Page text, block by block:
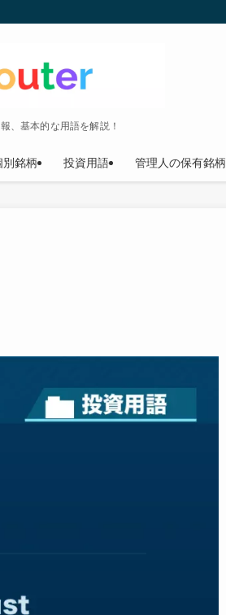
、基本的な用語を解説！
別銘柄 投資用語 管理人の保有銘柄